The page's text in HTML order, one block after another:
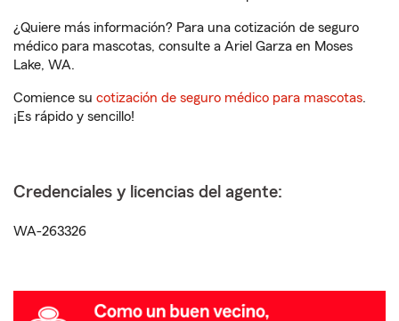
¿Quiere más información? Para una cotización de seguro
médico para mascotas, consulte a Ariel Garza en Moses
Lake, WA.
Comience su cotización de seguro médico para mascotas.
¡Es rápido y sencillo!
Credenciales y licencias del agente:
WA-263326